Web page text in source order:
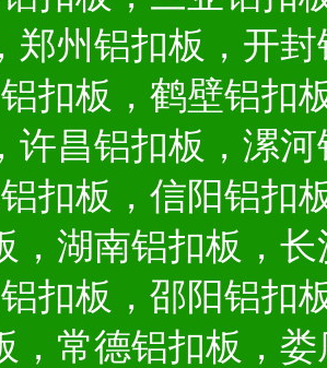
郑州铝扣板，开
扣板，鹤壁铝扣
许昌铝扣板，漯
扣板，信阳铝扣
，湖南铝扣板，
扣板，邵阳铝扣
，常德铝扣板，